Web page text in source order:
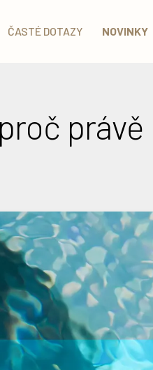
ČASTÉ DOTAZY NOVINKY
právě